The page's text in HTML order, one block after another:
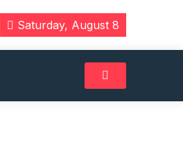
Saturday, August 8